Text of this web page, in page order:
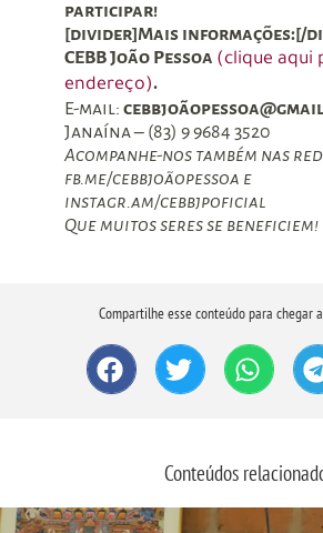
participar!
[divider]Mais informações:[/
CEBB João Pessoa (clique aqui
endereço).
E-mail:
Janaína – (83) 9 9684 3520
Acompanhe-nos também nas
fb.me/cebbjoãopessoa e
instagr.am/cebbjpoficial
Que muitos seres se beneficiem!
Compartilhe esse conteúdo para chegar
Conteúdos